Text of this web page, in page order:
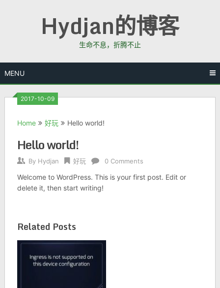
Hydjan的博客
生命不息，折腾不止
MENU
2017-10-09
Home 好玩 Hello world!
Hello world!
By Hydjan 好玩 0 Comments
Welcome to WordPress. This is your first post. Edit or
delete it, then start writing!
Related Posts